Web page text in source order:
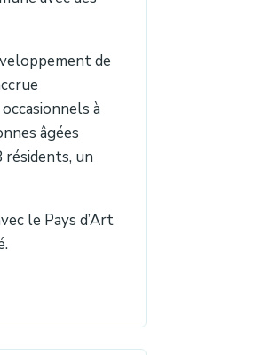
de
à
âgées
résidents, un
le Pays d’Art